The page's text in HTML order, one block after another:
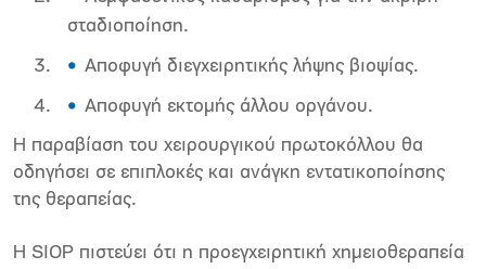
σταδιοποίηση.
Αποφυγή διεγχειρητικής λήψης βιοψίας.
Αποφυγή εκτομής άλλου οργάνου.
Η παραβίαση του χειρουργικού πρωτοκόλλου θα
οδηγήσει σε επιπλοκές και ανάγκη εντατικοποίησης
της θεραπείας.
Η SIOP πιστεύει ότι η προεγχειρητική χημειοθεραπεία